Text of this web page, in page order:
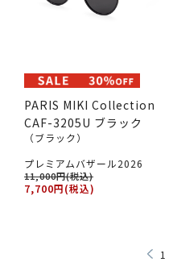
PARIS MIKI Collection
CAF-3205U ブラック
（ブラック）
プレミアムバザール2026
11,000円(税込)
7,700円(税込)
1